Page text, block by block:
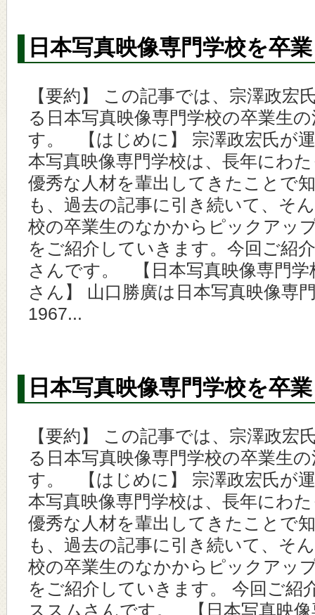
日本写真映像専門学校を卒
【要約】 この記事では、宗澤政宏
る日本写真映像専門学校の卒業生
す。 【はじめに】 宗澤政宏氏が
本写真映像専門学校は、長年にわ
優秀な人材を輩出してきたことで
も、過去の記事に引き続いて、そ
校の卒業生のなかからピックアッ
をご紹介していきます。今回ご紹
さんです。 【日本写真映像専門学
さん】 山口勝廣は日本写真映像専
1967...
日本写真映像専門学校を卒
【要約】 この記事では、宗澤政宏
る日本写真映像専門学校の卒業生
す。 【はじめに】 宗澤政宏氏が
本写真映像専門学校は、長年にわ
優秀な人材を輩出してきたことで
も、過去の記事に引き続いて、そ
校の卒業生のなかからピックアッ
をご紹介していきます。 今回ご紹
ススムさんです。 【日本写真映